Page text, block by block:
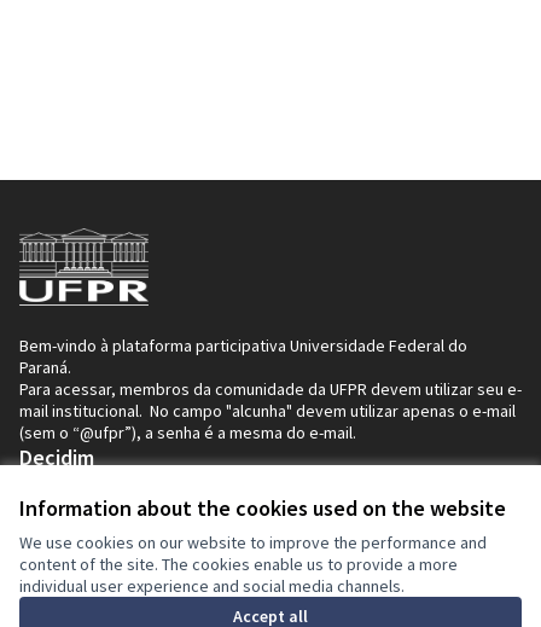
Information about the cookies used on the website
We use cookies on our website to improve the performance and
content of the site. The cookies enable us to provide a more
individual user experience and social media channels.
Accept all
Bem-vindo à plataforma participativa Universidade Federal do
Paraná.
Para acessar, membros da comunidade da UFPR devem utilizar seu e-
mail institucional. No campo "alcunha" devem utilizar apenas o e-mail
(sem o “@ufpr”), a senha é a mesma do e-mail.
Decidim
Inicio
Processos
Ajuda